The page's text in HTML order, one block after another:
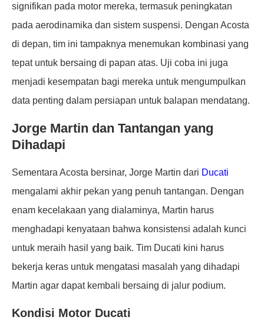
signifikan pada motor mereka, termasuk peningkatan
pada aerodinamika dan sistem suspensi. Dengan Acosta
di depan, tim ini tampaknya menemukan kombinasi yang
tepat untuk bersaing di papan atas. Uji coba ini juga
menjadi kesempatan bagi mereka untuk mengumpulkan
data penting dalam persiapan untuk balapan mendatang.
Jorge Martin dan Tantangan yang
Dihadapi
Sementara Acosta bersinar, Jorge Martin dari Ducati
mengalami akhir pekan yang penuh tantangan. Dengan
enam kecelakaan yang dialaminya, Martin harus
menghadapi kenyataan bahwa konsistensi adalah kunci
untuk meraih hasil yang baik. Tim Ducati kini harus
bekerja keras untuk mengatasi masalah yang dihadapi
Martin agar dapat kembali bersaing di jalur podium.
Kondisi Motor Ducati